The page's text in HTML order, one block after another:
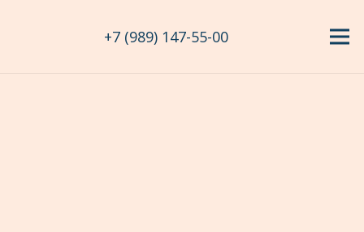
+7 (989) 147-55-00